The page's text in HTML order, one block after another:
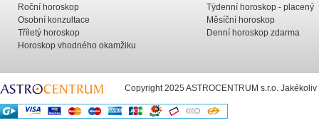
Roční horoskop
Osobní konzultace
Tříletý horoskop
Horoskop vhodného okamžiku
Týdenní horoskop - placený
Měsíční horoskop
Denní horoskop zdarma
Copyright 2025 ASTROCENTRUM s.r.o.